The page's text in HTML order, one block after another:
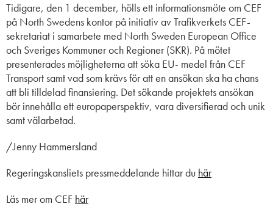
Tidigare, den 1 december, hölls ett informationsmöte om CEF
på North Swedens kontor på initiativ av Trafikverkets CEF-
sekretariat i samarbete med North Sweden European Office
och Sveriges Kommuner och Regioner (SKR). På mötet
presenterades möjligheterna att söka EU- medel från CEF
Transport samt vad som krävs för att en ansökan ska ha chans
att bli tilldelad finansiering. Det sökande projektets ansökan
bör innehålla ett europaperspektiv, vara diversifierad och unik
samt välarbetad.
/Jenny Hammersland
Regeringskansliets pressmeddelande hittar du här
Läs mer om CEF här